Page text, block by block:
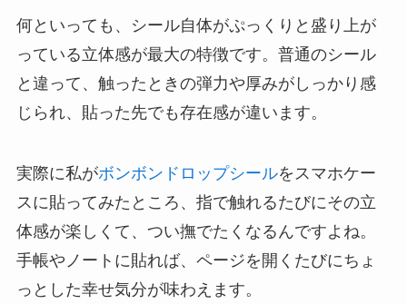
何といっても、シール自体がぷっくりと盛り上が
っている立体感が最大の特徴です。普通のシール
と違って、触ったときの弾力や厚みがしっかり感
じられ、貼った先でも存在感が違います。
実際に私がボンボンドロップシールをスマホケー
スに貼ってみたところ、指で触れるたびにその立
体感が楽しくて、つい撫でたくなるんですよね。
手帳やノートに貼れば、ページを開くたびにちょ
っとした幸せ気分が味わえます。